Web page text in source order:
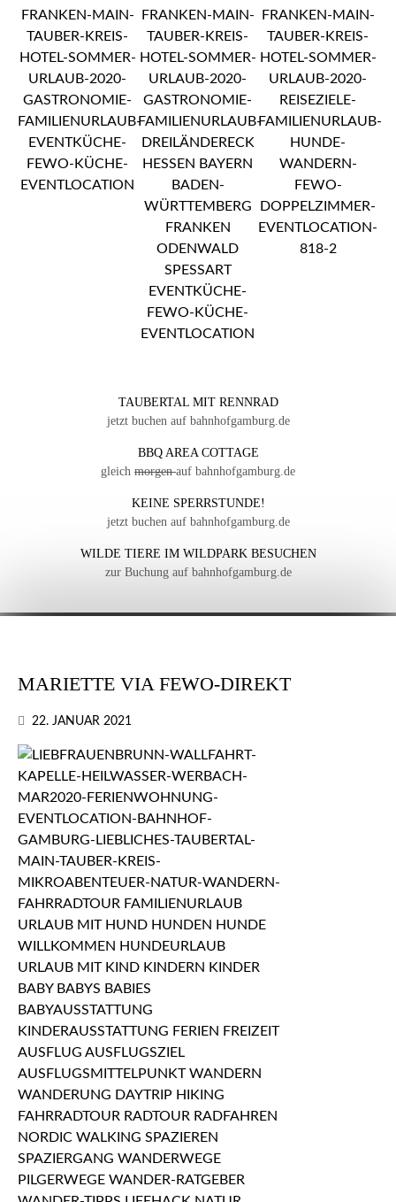
TAUBERTAL MIT RENNRAD
jetzt buchen auf bahnhofgamburg.de
BBQ AREA COTTAGE
gleich morgenauf bahnhofgamburg.de
KEINE SPERRSTUNDE!
jetzt buchen auf bahnhofgamburg.de
WILDE TIERE IM WILDPARK BESUCHEN
zur Buchung auf bahnhofgamburg.de
MARIETTE VIA FEWO-DIREKT
22. JANUAR 2021